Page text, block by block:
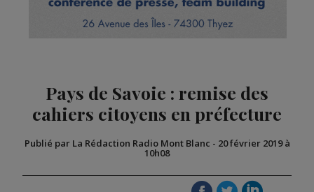
Pays de Savoie : remise des
cahiers citoyens en préfecture
Publié par La Rédaction Radio Mont Blanc - 20 février 2019 à
10h08